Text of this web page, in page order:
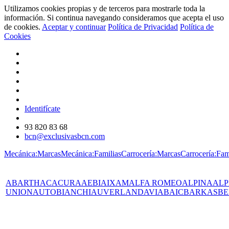
Utilizamos cookies propias y de terceros para mostrarle toda la
información. Si continua navegando consideramos que acepta el uso
de cookies. Aceptar y continuar Política de Privacidad Política de
Cookies
Identifícate
93 820 83 68
bcn@exclusivasbcn.com
Mecánica:MarcasMecánica:FamiliasCarrocería:Marcas
ABARTHACACURAAEBIAIXAMALFA ROMEOALPINA
UNIONAUTOBIANCHIAUVERLANDAVIABAICBARKAS